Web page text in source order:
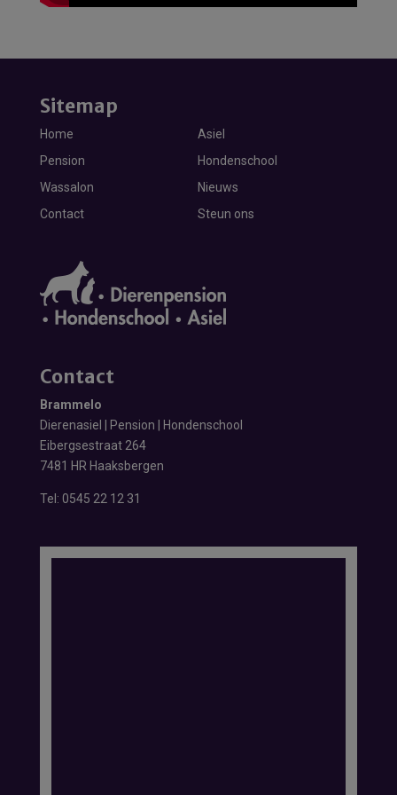
Sitemap
Home
Asiel
Pension
Hondenschool
Wassalon
Nieuws
Contact
Steun ons
Contact
Brammelo
Dierenasiel | Pension | Hondenschool
Eibergsestraat 264
7481 HR Haaksbergen
Tel: 0545 22 12 31